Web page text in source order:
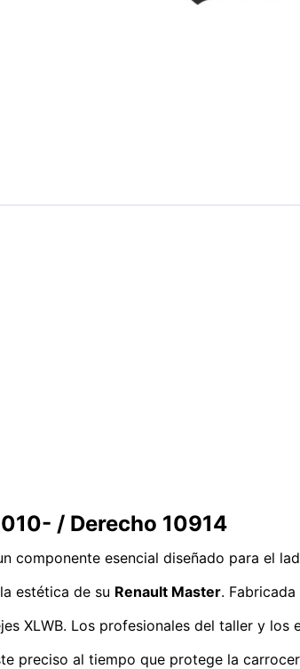
/ Derecho 10914
componente esencial diseñado para el
estética de su Renault Master.
XLWB. Los profesionales del taller y
preciso al tiempo que protege la